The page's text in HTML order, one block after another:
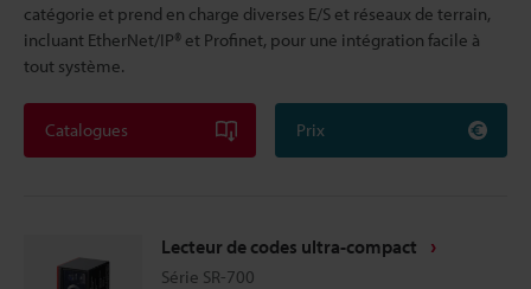
catégorie et prend en charge diverses E/S et réseaux de terrain,
incluant EtherNet/IP® et Profinet, pour une intégration facile à
tout système.
Catalogues Prix
Lecteur de codes ultra-compact
Série SR-700